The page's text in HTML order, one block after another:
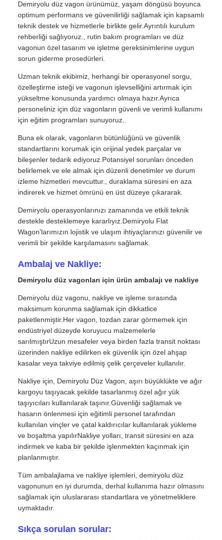
Demiryolu düz vagon ürünümüz, yaşam döngüsü boyunca
optimum performans ve güvenilirliği sağlamak için kapsamlı
teknik destek ve hizmetlerle birlikte gelir.Ayrıntılı kurulum
rehberliği sağlıyoruz., rutin bakım programları ve düz
vagonun özel tasarım ve işletme gereksinimlerine uygun
sorun giderme prosedürleri.
Uzman teknik ekibimiz, herhangi bir operasyonel sorgu,
özelleştirme isteği ve vagonun işlevselliğini artırmak için
yükseltme konusunda yardımcı olmaya hazır.Ayrıca
personeliniz için düz vagonların güvenli ve verimli kullanımı
için eğitim programları sunuyoruz..
Buna ek olarak, vagonların bütünlüğünü ve güvenlik
standartlarını korumak için orijinal yedek parçalar ve
bileşenler tedarik ediyoruz.Potansiyel sorunları önceden
belirlemek ve ele almak için düzenli denetimler ve durum
izleme hizmetleri mevcuttur., duraklama süresini en aza
indirerek ve hizmet ömrünü en üst düzeye çıkararak.
Demiryolu operasyonlarınızı zamanında ve etkili teknik
destekle desteklemeye kararlıyız.Demiryolu Flat
Wagon'larımızın lojistik ve ulaşım ihtiyaçlarınızı güvenilir ve
verimli bir şekilde karşılamasını sağlamak.
Ambalaj ve Nakliye:
Demiryolu düz vagonları için ürün ambalajı ve nakliye
Demiryolu düz vagonu, nakliye ve işleme sırasında
maksimum korunma sağlamak için dikkatlice
paketlenmiştir.Her vagon, tozdan zarar görmemek için
endüstriyel düzeyde koruyucu malzemelerle
sarılmıştırUzun mesafeler veya birden fazla transit noktası
üzerinden nakliye edilirken ek güvenlik için özel ahşap
kasalar veya takviye edilmiş çelik çerçeveler kullanılır.
Nakliye için, Demiryolu Düz Vagon, aşırı büyüklükte ve ağır
kargoyu taşıyacak şekilde tasarlanmış özel ağır yük
taşıyıcıları kullanılarak taşınır.Güvenliği sağlamak ve
hasarın önlenmesi için eğitimli personel tarafından
kullanılan vinçler ve çatal kaldırıcılar kullanılarak yükleme
ve boşaltma yapılırNakliye yolları, transit süresini en aza
indirmek ve kaba bir şekilde işlenmekten kaçınmak için
planlanmıştır.
Tüm ambalajlama ve nakliye işlemleri, demiryolu düz
vagonunun en iyi durumda, derhal kullanıma hazır olmasını
sağlamak için uluslararası standartlara ve yönetmeliklere
uymaktadır.
Sıkça sorulan sorular: